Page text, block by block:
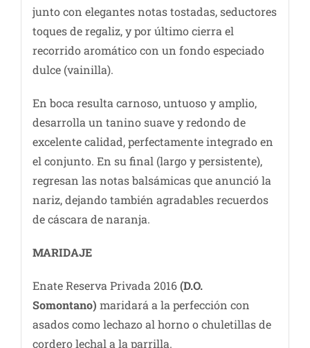
junto con elegantes notas tostadas, seductores
toques de regaliz, y por último cierra el
recorrido aromático con un fondo especiado
dulce (vainilla).
En boca resulta carnoso, untuoso y amplio,
desarrolla un tanino suave y redondo de
excelente calidad, perfectamente integrado en
el conjunto. En su final (largo y persistente),
regresan las notas balsámicas que anunció la
nariz, dejando también agradables recuerdos
de cáscara de naranja.
MARIDAJE
Enate Reserva Privada 2016(D.O.
Somontano) maridará a la perfección con
asados como lechazo al horno o chuletillas de
cordero lechal a la parrilla.